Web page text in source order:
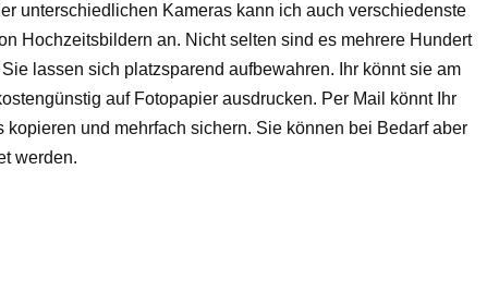
unterschiedlichen Kameras kann ich auch verschiedenste
Hochzeitsbildern an. Nicht selten sind es mehrere Hundert
lassen sich platzsparend aufbewahren. Ihr könnt sie am
auf Fotopapier ausdrucken. Per Mail könnt Ihr
und mehrfach sichern. Sie können bei Bedarf aber
werden.